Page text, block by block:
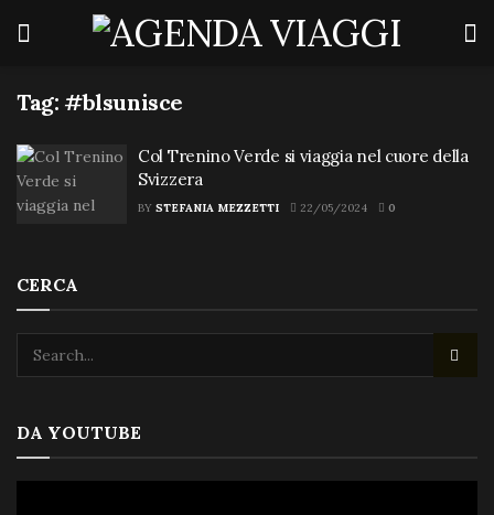
Tag: #blsunisce
Col Trenino Verde si viaggia nel cuore della
Svizzera
BY STEFANIA MEZZETTI 22/05/2024 0
CERCA
DA YOUTUBE